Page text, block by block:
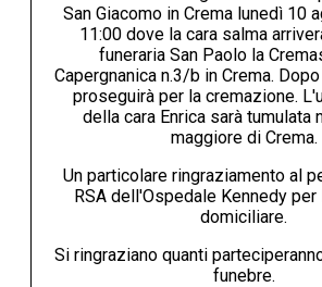
San Giacomo in Crema lunedì 10
11:00 dove la cara salma
funeraria San Paolo la
Capergnanica n.3/b in Crema.
proseguirà per la cremazione.
della cara Enrica sarà tumulata
maggiore di Crema.
Un particolare ringraziamento al
RSA dell'Ospedale Kennedy
domiciliare.
Si ringraziano quanti
funebre.